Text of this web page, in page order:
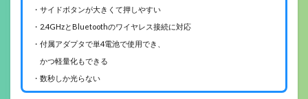
・サイドボタンが大きくて押しやすい
・2.4GHzとBluetoothのワイヤレス接続に対応
・付属アダプタで単4電池で使用でき、
かつ軽量化もできる
・数秒しか光らない